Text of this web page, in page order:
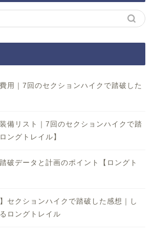
用｜7回のセクションハイクで踏破した
備リスト｜7回のセクションハイクで踏
ングトレイル】
破データと計画のポイント【ロングト
セクションハイクで踏破した感想｜し
ロングトレイル